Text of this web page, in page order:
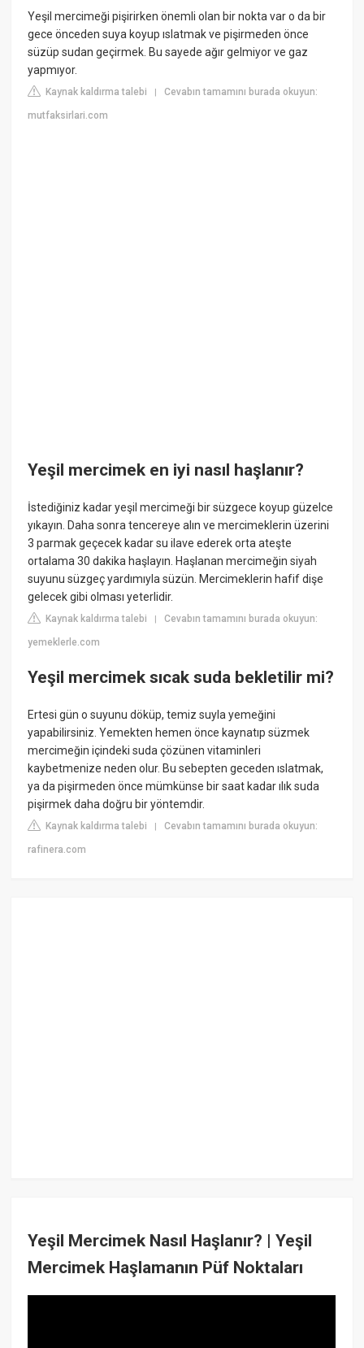
Yeşil mercimeği pişirirken önemli olan bir nokta var o da bir
gece önceden suya koyup ıslatmak ve pişirmeden önce
süzüp sudan geçirmek. Bu sayede ağır gelmiyor ve gaz
yapmıyor.
Kaynak kaldırma talebi |Cevabın tamamını burada okuyun:
mutfaksirlari.com
Yeşil mercimek en iyi nasıl haşlanır?
İstediğiniz kadar yeşil mercimeği bir süzgece koyup güzelce
yıkayın. Daha sonra tencereye alın ve mercimeklerin üzerini
3 parmak geçecek kadar su ilave ederek orta ateşte
ortalama 30 dakika haşlayın. Haşlanan mercimeğin siyah
suyunu süzgeç yardımıyla süzün. Mercimeklerin hafif dişe
gelecek gibi olması yeterlidir.
Kaynak kaldırma talebi |Cevabın tamamını burada okuyun:
yemeklerle.com
Yeşil mercimek sıcak suda bekletilir mi?
Ertesi gün o suyunu döküp, temiz suyla yemeğini
yapabilirsiniz. Yemekten hemen önce kaynatıp süzmek
mercimeğin içindeki suda çözünen vitaminleri
kaybetmenize neden olur. Bu sebepten geceden ıslatmak,
ya da pişirmeden önce mümkünse bir saat kadar ılık suda
pişirmek daha doğru bir yöntemdir.
Kaynak kaldırma talebi |Cevabın tamamını burada okuyun:
rafinera.com
Yeşil Mercimek Nasıl Haşlanır? | Yeşil
Mercimek Haşlamanın Püf Noktaları